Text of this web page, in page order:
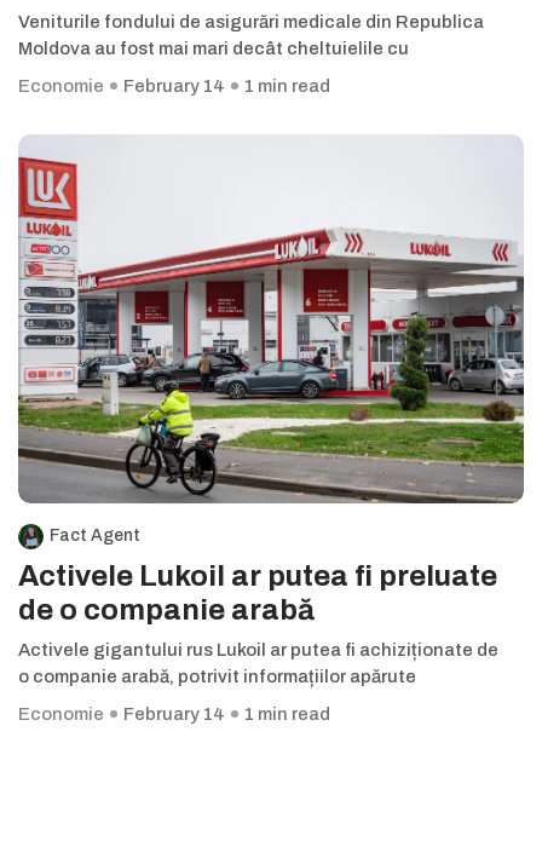
Veniturile fondului de asigurări medicale din Republica
Moldova au fost mai mari decât cheltuielile cu
Economie
February 14 1 min read
Fact Agent
Activele Lukoil ar putea fi preluate
de o companie arabă
Activele gigantului rus Lukoil ar putea fi achiziționate de
o companie arabă, potrivit informațiilor apărute
Economie
February 14 1 min read